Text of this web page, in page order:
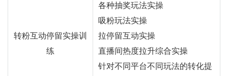
转粉互动停留实操训
练
各种抽奖玩法实操
吸粉玩法实操
拉停留互动实操
直播间热度拉升综合实操
针对不同平台不同玩法的转化提